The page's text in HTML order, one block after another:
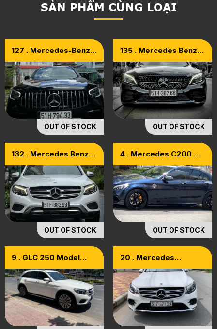
SẢN PHẨM CÙNG LOẠI
127 . Mercedes-Benz
2021
OUT OF STOCK
135 . Mercedes Benz
OUT OF STOCK
132 . Mercedes Benz
883.68
OUT OF STOCK
4 . Mercedes C200 Up
OUT OF STOCK
9 . GLC 250 Model
20 . Mercedes
Model 2018 Full
Options